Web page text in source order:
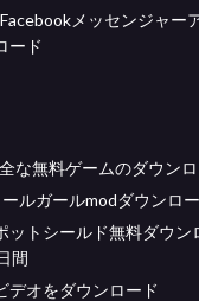
メッセンジャー
ード
な無料ゲームのダウン
ルガールmodダウンロ
ットシールド無料ダウン
間
デオをダウンロード